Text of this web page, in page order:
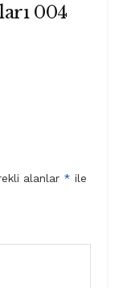
004
alanlar * ile